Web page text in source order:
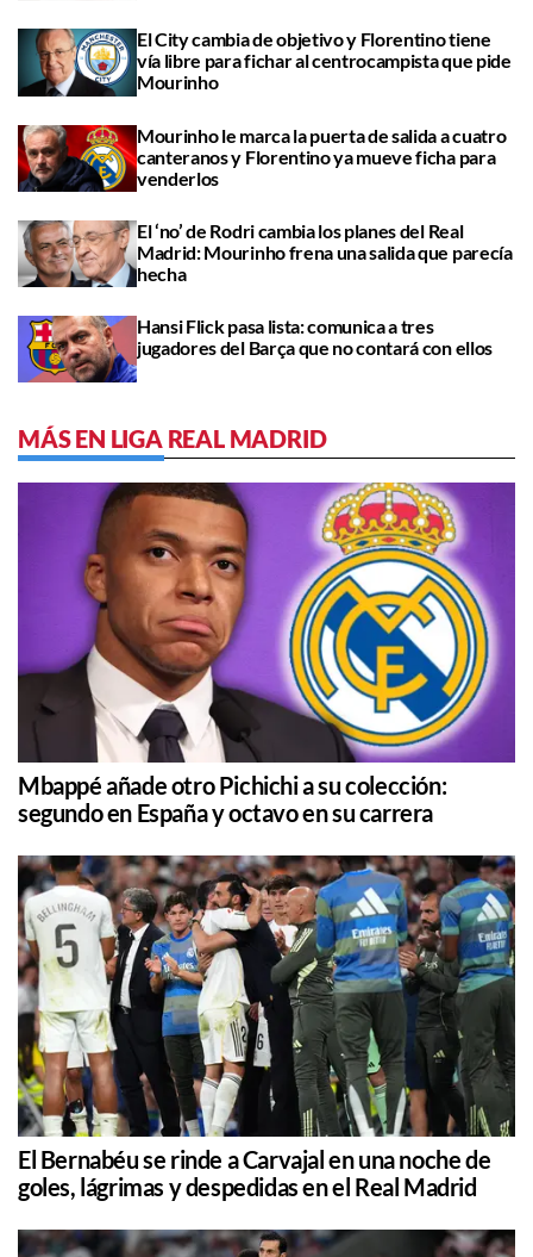
El City cambia de objetivo y Florentino tiene
vía libre para fichar al centrocampista que pide
Mourinho
Mourinho le marca la puerta de salida a cuatro
canteranos y Florentino ya mueve ficha para
venderlos
El ‘no’ de Rodri cambia los planes del Real
Madrid: Mourinho frena una salida que parecía
hecha
Hansi Flick pasa lista: comunica a tres
jugadores del Barça que no contará con ellos
MÁS EN LIGA REAL MADRID
Mbappé añade otro Pichichi a su colección:
segundo en España y octavo en su carrera
El Bernabéu se rinde a Carvajal en una noche de
goles, lágrimas y despedidas en el Real Madrid